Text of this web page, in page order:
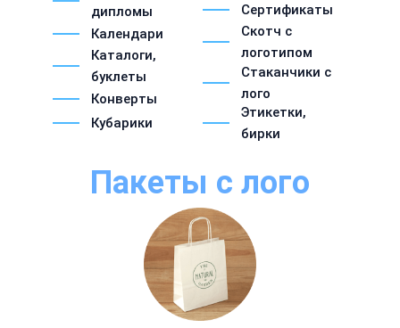
дипломы
Календари
Каталоги,
буклеты
Конверты
Кубарики
Сертификаты
Скотч с
логотипом
Стаканчики с
лого
Этикетки,
бирки
Пакеты с лого